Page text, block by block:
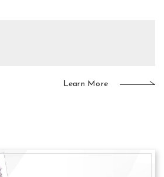
Learn More